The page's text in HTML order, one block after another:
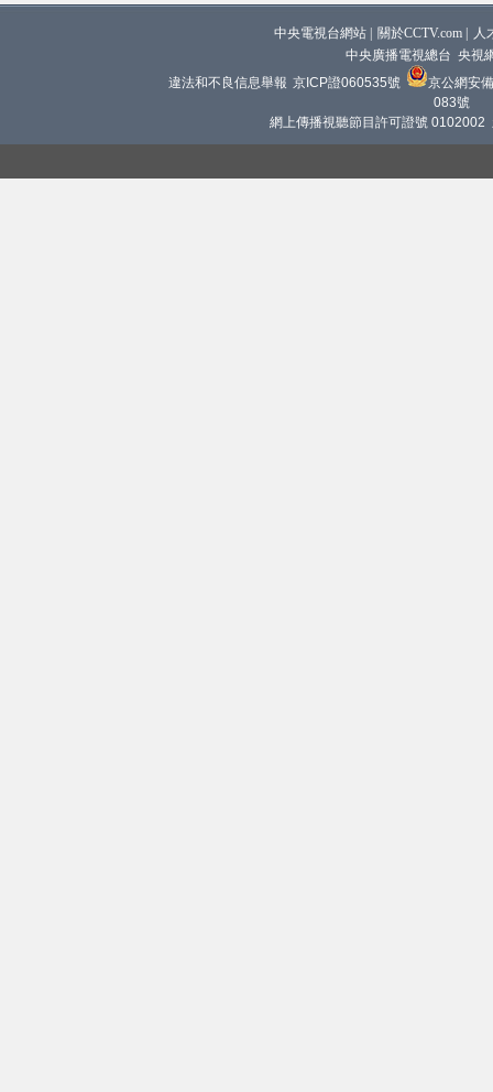
中央電視台網站 關於CCTV.com
人
中央廣播電視總台 央視
違法和不良信息舉報 京ICP證060535號
京公網安
083號
網上傳播視聽節目許可證號 0102002